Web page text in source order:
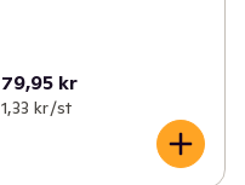
79,95 kr
1,33 kr /st